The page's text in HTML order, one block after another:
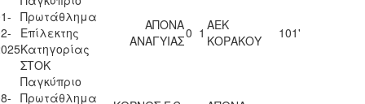
Πρωτάθλημα
Επίλεκτης
Κατηγορίας
ΣΤΟΚ
ΑΠΟΝΑ
ΑΝΑΓΥΙΑΣ0 1 ΑΕΚ
ΚΟΡΑΚΟΥ
101'
Παγκύπριο
Πρωτάθλημα